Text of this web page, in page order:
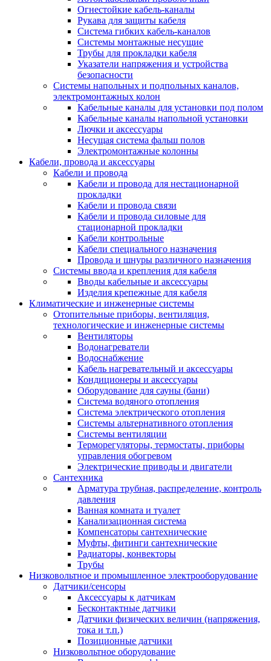
Огнестойкие кабель-каналы
Рукава для защиты кабеля
Система гибких кабель-каналов
Системы монтажные несущие
Трубы для прокладки кабеля
Указатели напряжения и устройства
безопасности
Системы напольных и подпольных каналов,
электромонтажных колон
Кабельные каналы для установки под полом
Кабельные каналы напольной установки
Лючки и аксессуары
Несущая система фальш полов
Электромонтажные колонны
Кабели, провода и аксессуары
Кабели и провода
Кабели и провода для нестационарной
прокладки
Кабели и провода связи
Кабели и провода силовые для
стационарной прокладки
Кабели контрольные
Кабели специального назначения
Провода и шнуры различного назначения
Системы ввода и крепления для кабеля
Вводы кабельные и аксессуары
Изделия крепежные для кабеля
Климатические и инженерные системы
Отопительные приборы, вентиляция,
технологические и инженерные системы
Вентиляторы
Водонагреватели
Водоснабжение
Кабель нагревательный и аксессуары
Кондиционеры и аксессуары
Оборудование для сауны (бани)
Система водяного отопления
Система электрического отопления
Системы альтернативного отопления
Системы вентиляции
Терморегуляторы, термостаты, приборы
управления обогревом
Электрические приводы и двигатели
Сантехника
Арматура трубная, распределение, контроль
давления
Ванная комната и туалет
Канализационная система
Компенсаторы сантехнические
Муфты, фитинги сантехнические
Радиаторы, конвекторы
Трубы
Низковольтное и промышленное электрооборудование
Датчики/сенсоры
Аксессуары к датчикам
Бесконтактные датчики
Датчики физических величин (напряжения,
тока и т.п.)
Позиционные датчики
Низковольтное оборудование